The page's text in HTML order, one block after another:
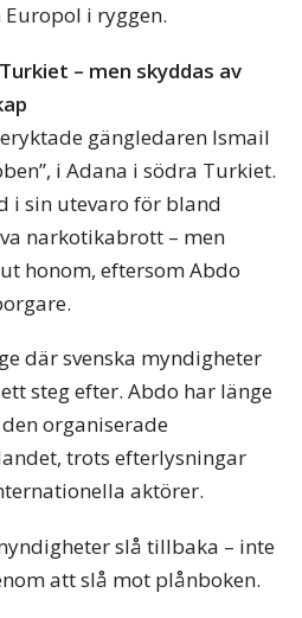
i ryggen.
– men skyddas av
gängledaren Ismail
i Adana i södra Turkiet.
i sin utevaro för bland
narkotikabrott – men
honom, eftersom Abdo
där svenska myndigheter
steg efter. Abdo har länge
organiserade
trots efterlysningar
aktörer.
slå tillbaka – inte
att slå mot plånboken.